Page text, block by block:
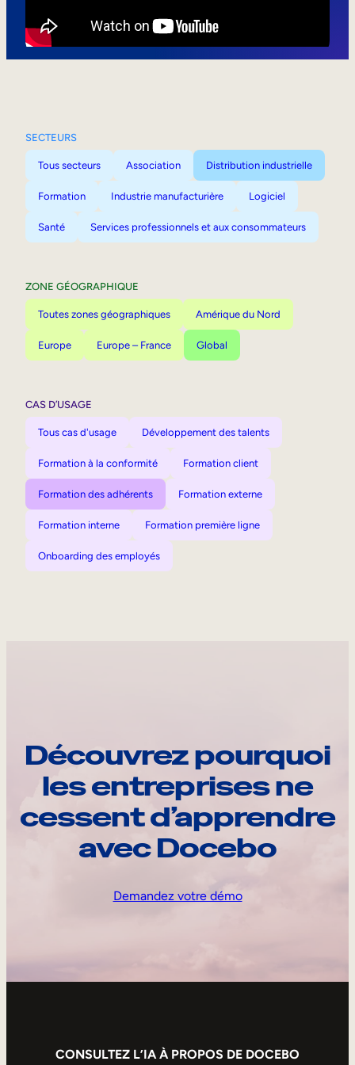
SECTEURS
Tous secteurs Association Distribution industrielle
Formation Industrie manufacturière Logiciel
Santé Services professionnels et aux consommateurs
ZONE GÉOGRAPHIQUE
Toutes zones géographiques Amérique du Nord
Europe Europe – France Global
CAS D’USAGE
Tous cas d'usage Développement des talents
Formation à la conformité Formation client
Formation des adhérents Formation externe
Formation interne Formation première ligne
Onboarding des employés
Découvrez pourquoi
les entreprises ne
cessent d’apprendre
avec Docebo
Demandez votre démo
CONSULTEZ L’IA À PROPOS DE DOCEBO